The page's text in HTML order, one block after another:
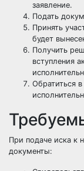
заявление.
Подать
Принять
будет
Получить
вступления
Обратиться
При подаче иска к
документы: